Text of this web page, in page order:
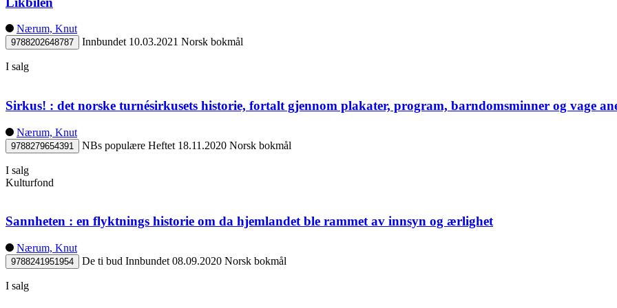
Nærum, Knut
9788202648787 Innbundet 10.03.2021 Norsk bokmål
I salg
Sirkus! : det norske turnésirkusets historie, fortalt gjennom plakater, program, barndomsminner og vage
Nærum, Knut
9788279654391 NBs populære Heftet 18.11.2020 Norsk bokmål
I salg
Kulturfond
Sannheten : en flyktnings historie om da hjemlandet ble rammet av innsyn og ærlighet
Nærum, Knut
9788241951954 De ti bud Innbundet 08.09.2020 Norsk bokmål
I salg